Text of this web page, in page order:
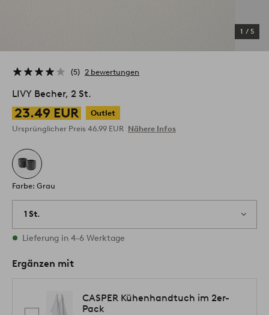
1 / 5
5 2 bewertungen
LIVY Becher, 2 St.
23.49 EUR
Outlet
Ursprünglicher Preis 46.99 EUR Nähere Infos
Farbe: Grau
1 St.
Vorrätig
Lieferung in 4-6 Werktage
Ergänzen mit
CASPER Kühenhandtuch im 2er-
Pack